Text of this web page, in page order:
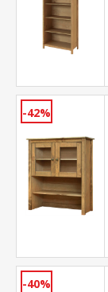
-42%
-40%